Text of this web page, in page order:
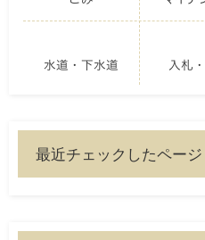
水道・下水道 入札
最近チェックしたページ